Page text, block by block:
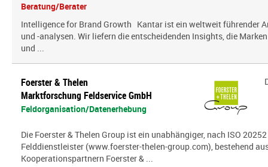
Beratung/Berater
Intelligence for Brand Growth Kantar ist ein weltweit führender
und -analysen. Wir liefern die entscheidenden Insights, die
und ...
Foerster & Thelen
Marktforschung Feldservice GmbH
Feldorganisation/Datenerhebung
Die Foerster & Thelen Group ist ein unabhängiger, nach ISO
Felddienstleister (www.foerster-thelen-group.com), bestehend
Kooperationspartnern Foerster & ...